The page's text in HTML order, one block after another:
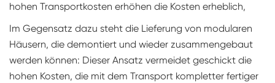
hohen Transportkosten erhöhen die Kosten erheblich,
Im Gegensatz dazu steht die Lieferung von modularen
Häusern, die demontiert und wieder zusammengebaut
werden können: Dieser Ansatz vermeidet geschickt die
hohen Kosten, die mit dem Transport kompletter fertiger